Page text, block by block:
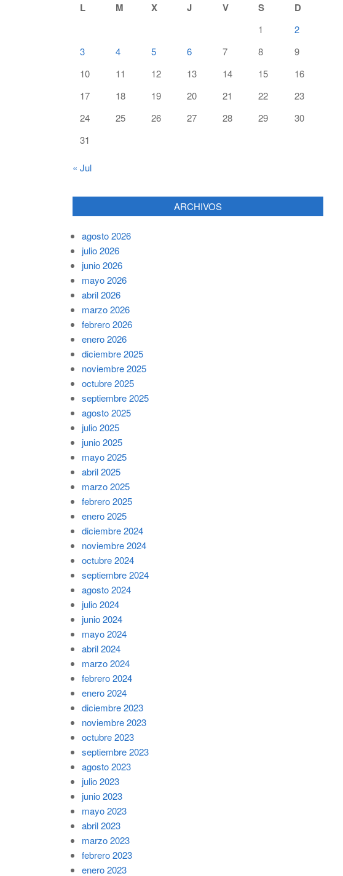
L M X J V S D
1
2
3
4 5 6 7 8
9
10
11 12 13 14 15
16
17
18 19 20 21 22
23
24
25 26 27 28 29
30
31
« Jul
ARCHIVOS
agosto 2026
julio 2026
junio 2026
mayo 2026
abril 2026
marzo 2026
febrero 2026
enero 2026
diciembre 2025
noviembre 2025
octubre 2025
septiembre 2025
agosto 2025
julio 2025
junio 2025
mayo 2025
abril 2025
marzo 2025
febrero 2025
enero 2025
diciembre 2024
noviembre 2024
octubre 2024
septiembre 2024
agosto 2024
julio 2024
junio 2024
mayo 2024
abril 2024
marzo 2024
febrero 2024
enero 2024
diciembre 2023
noviembre 2023
octubre 2023
septiembre 2023
agosto 2023
julio 2023
junio 2023
mayo 2023
abril 2023
marzo 2023
febrero 2023
enero 2023